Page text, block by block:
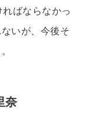
ばならなかっ
いが、今後そ
奈